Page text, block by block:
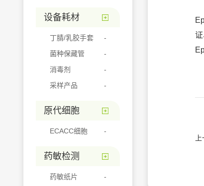
设备耗材
丁腈/乳胶手套
菌种保藏管
消毒剂
采样产品
原代细胞
ECACC细胞
药敏检测
药敏纸片